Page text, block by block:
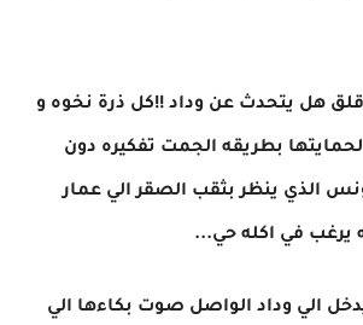
هل يتحدث عن وداد !!كل ذرة نخوه و
بطريقه الجمت تفكيره دون
الذي ينظر بثقب الصقر الي عمار
يرغب في اكله حي...
الي وداد الواصل صوت بكاءها الي